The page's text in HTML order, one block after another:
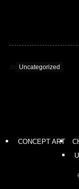
Uncategorized
CONCEPT ART